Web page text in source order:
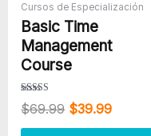
Cursos de Especialización
Basic Time
Management
Course
Valorado con
5.00
$69.99
original
era:
$69.99.
$39.99
actual
$39.99.